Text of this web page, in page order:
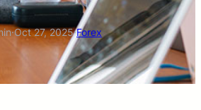
·Oct 27, 2025·Forex